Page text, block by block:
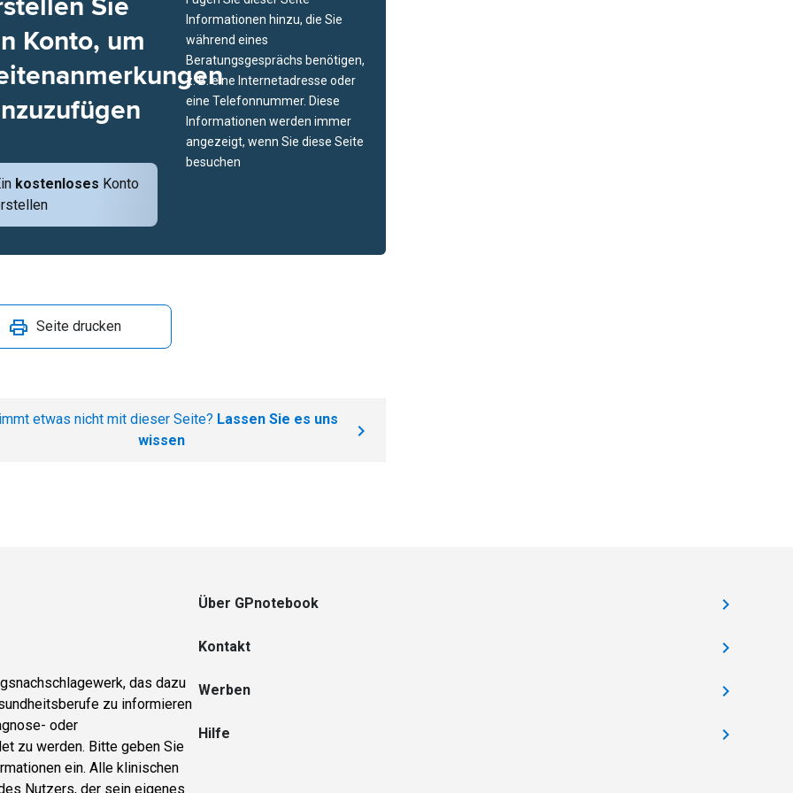
Sie
Konto, um
kostenloses Konto
Informationen hinzu, die Sie
während eines
Beratungsgesprächs benötigen,
z. B. eine Internetadresse oder
eine Telefonnummer. Diese
Informationen werden immer
angezeigt, wenn Sie diese Seite
besuchen
Seite drucken
etwas nicht mit dieser Seite? Lassen Sie es uns
wissen
das dazu
zu informieren
oder
zu werden. Bitte geben Sie
ein. Alle klinischen
Nutzers, der sein eigenes
Über GPnotebook
Kontakt
Werben
Hilfe